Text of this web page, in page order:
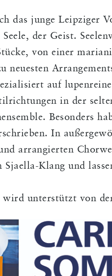
das junge Leipziger
Seele, der Geist.
von einer
neuesten
auf
in der
Besonders
In
arrangierten
Sjaella-Klang und
wird unterstützt von